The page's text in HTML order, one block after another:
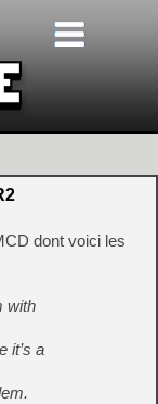
dont voici les
with
it’s a